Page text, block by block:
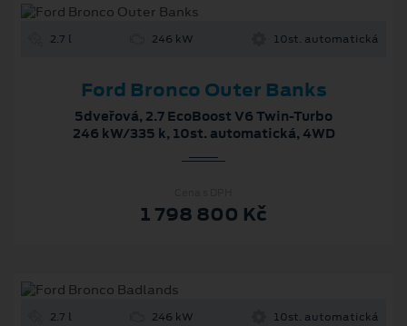
2.7 l 246 kW 10st. automatická
Ford Bronco Outer Banks
5dveřová, 2.7 EcoBoost V6 Twin-Turbo
246 kW/335 k, 10st. automatická, 4WD
1 798 800 Kč
2.7 l 246 kW 10st. automatická